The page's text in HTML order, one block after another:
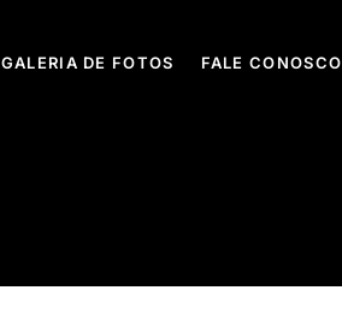
GALERIA DE FOTOS FALE CONOSCO